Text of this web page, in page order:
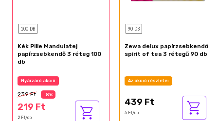
100 DB
Kék Pille Mandulatej
papírzsebkendő 3 réteg 100
db
Nyárzáró akció
239 Ft -8%
219 Ft
2 Ft/db
90 DB
Zewa delux papírzsebkendő
spirit of tea 3 rétegű 90 db
Az akció részletei
439 Ft
5 Ft/db